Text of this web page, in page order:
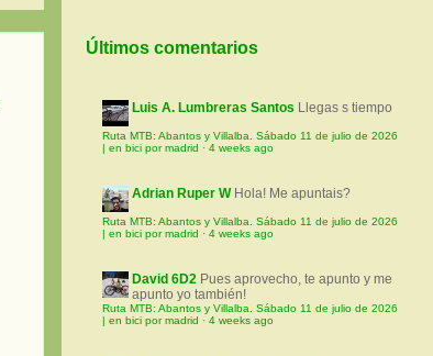
Últimos comentarios
Luis A. Lumbreras Santos Llegas s tiempo
Ruta MTB: Abantos y Villalba. Sábado 11 de julio de 2026
| en bici por madrid · 4 weeks ago
Adrian Ruper W Hola! Me apuntais?
Ruta MTB: Abantos y Villalba. Sábado 11 de julio de 2026
| en bici por madrid · 4 weeks ago
David 6D2 Pues aprovecho, te apunto y me
apunto yo también!
Ruta MTB: Abantos y Villalba. Sábado 11 de julio de 2026
| en bici por madrid · 4 weeks ago